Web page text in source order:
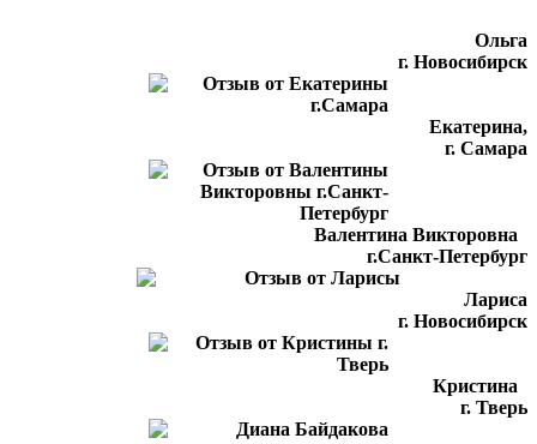
Ольга
г. Новосибирск
Екатерина,
г. Самара
Валентина Викторовна
г.Санкт-Петербург
Лариса
г. Новосибирск
Кристина
г. Тверь